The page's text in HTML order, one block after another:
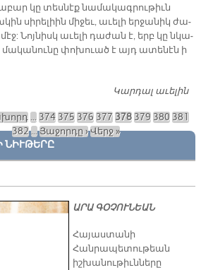
կը տես­նէք նա­մա­կագ­րու­թիւն
սի­րե­լիին մի­ջեւ, ա­ւե­լի եր­ջա­նիկ ժա­
Նոյ­նիսկ ա­ւե­լի դա­ժան է, երբ կը նկա­
մա­կա­նու­նը փո­խուած է այդ ա­տե­նէն ի
Կարդալ աւելին
… 374 375 376 377 378 379 380 381
382… Յաջորդը ›Վերջ »
ՆԻՒԹԵՐԸ
ԱՐԱ ԳՕՉՈՒՆԵԱՆ
​Հայաստանի
Հանրապետութեան
իշխանութիւնները